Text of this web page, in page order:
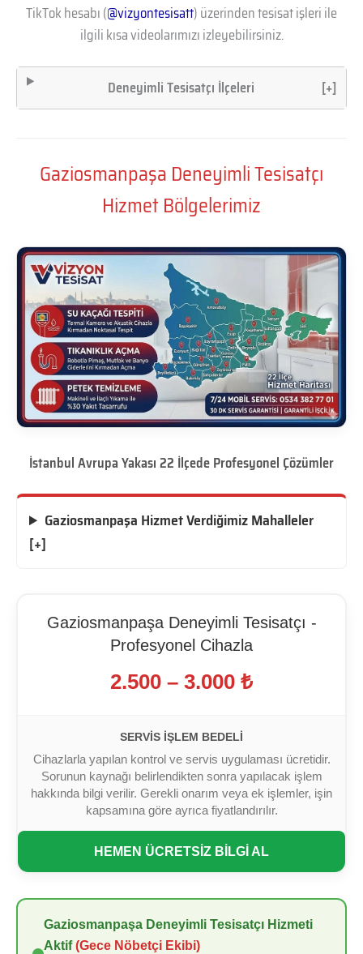
TikTok hesabı (@vizyontesisatt) üzerinden tesisat işleri ile
ilgili kısa videolarımızı izleyebilirsiniz.
Deneyimli Tesisatçı İlçeleri [+]
Gaziosmanpaşa Deneyimli Tesisatçı
Hizmet Bölgelerimiz
İstanbul Avrupa Yakası 22 İlçede Profesyonel Çözümler
Gaziosmanpaşa Hizmet Verdiğimiz Mahalleler
[+]
Gaziosmanpaşa Deneyimli Tesisatçı -
Profesyonel Cihazla
2.500 – 3.000 ₺
SERVIS İŞLEM BEDELI
Cihazlarla yapılan kontrol ve servis uygulaması ücretidir.
Sorunun kaynağı belirlendikten sonra yapılacak işlem
hakkında bilgi verilir. Gerekli onarım veya ek işlemler, işin
kapsamına göre ayrıca fiyatlandırılır.
HEMEN ÜCRETSİZ BİLGİ AL
Gaziosmanpaşa Deneyimli Tesisatçı Hizmeti
Aktif(Gece Nöbetçi Ekibi)